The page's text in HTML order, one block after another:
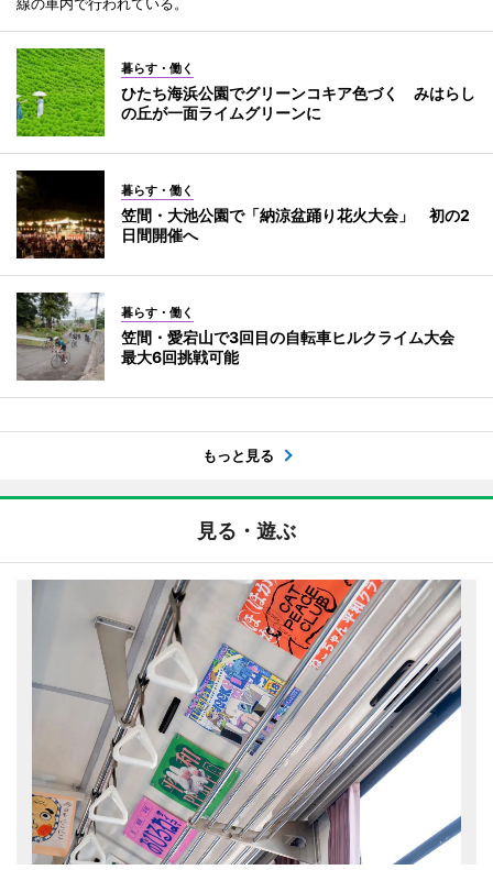
暮らす・働く
ひたち海浜公園でグリーンコキア色づく みはらし
の丘が一面ライムグリーンに
暮らす・働く
笠間・大池公園で「納涼盆踊り花火大会」 初の2
日間開催へ
暮らす・働く
笠間・愛宕山で3回目の自転車ヒルクライム大会
最大6回挑戦可能
もっと見る
見る・遊ぶ